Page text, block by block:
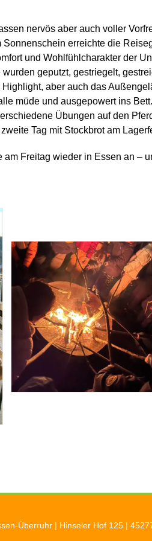
nervös aber auch voller
erreichte die
und Wohlfühlcharakter der
geputzt, gestriegelt,
aber auch das
müde und ausgepowert ins
Übungen auf den
Tag mit Stockbrot am
Freitag wieder in Essen an –
Überruhr | Hinseler Hof 125 |